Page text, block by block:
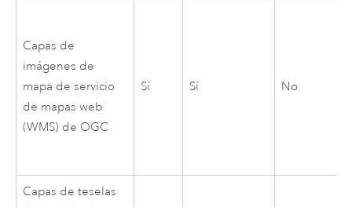
Capas de
imágenes de
mapa de servicio
de mapas web
(WMS) de OGC
Sí Sí No
Capas de teselas